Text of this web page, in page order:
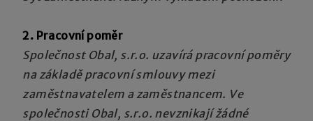
2. Pracovní poměr
Společnost Obal, s.r.o. uzavírá pracovní poměry
na základě pracovní smlouvy mezi
zaměstnavatelem a zaměstnancem. Ve
společnosti Obal, s.r.o. nevznikají žádné